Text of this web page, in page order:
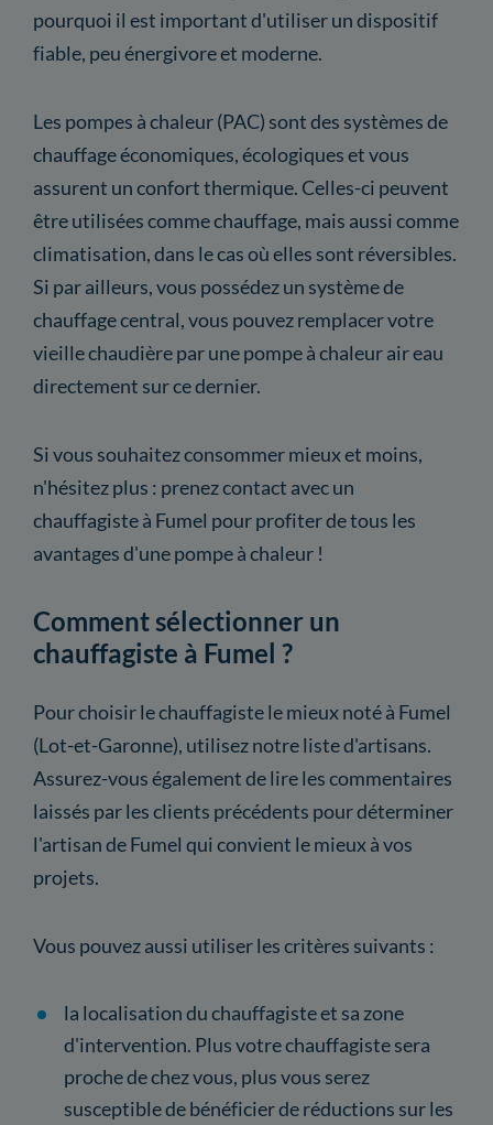
pourquoi il est important d'utiliser un dispositif
fiable, peu énergivore et moderne.
Les pompes à chaleur (PAC) sont des systèmes de
chauffage économiques, écologiques et vous
assurent un confort thermique. Celles-ci peuvent
être utilisées comme chauffage, mais aussi comme
climatisation, dans le cas où elles sont réversibles.
Si par ailleurs, vous possédez un système de
chauffage central, vous pouvez remplacer votre
vieille chaudière par une pompe à chaleur air eau
directement sur ce dernier.
Si vous souhaitez consommer mieux et moins,
n'hésitez plus : prenez contact avec un
chauffagiste à Fumel pour profiter de tous les
avantages d'une pompe à chaleur !
Comment sélectionner un
chauffagiste à Fumel ?
Pour choisir le chauffagiste le mieux noté à Fumel
(Lot-et-Garonne), utilisez notre liste d'artisans.
Assurez-vous également de lire les commentaires
laissés par les clients précédents pour déterminer
l'artisan de Fumel qui convient le mieux à vos
projets.
Vous pouvez aussi utiliser les critères suivants :
la localisation du chauffagiste et sa zone
d'intervention. Plus votre chauffagiste sera
proche de chez vous, plus vous serez
susceptible de bénéficier de réductions sur les